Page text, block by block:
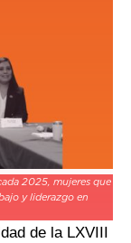
2025, mujeres que
y liderazgo en
de la LXVIII